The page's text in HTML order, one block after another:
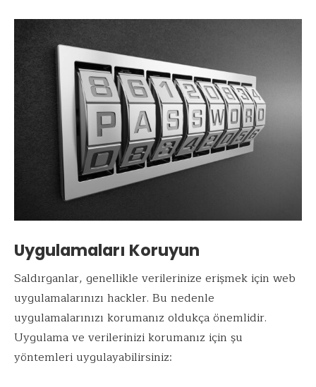
Uygulamaları Koruyun
Saldırganlar, genellikle verilerinize erişmek için web
uygulamalarınızı hackler. Bu nedenle
uygulamalarınızı korumanız oldukça önemlidir.
Uygulama ve verilerinizi korumanız için şu
yöntemleri uygulayabilirsiniz: